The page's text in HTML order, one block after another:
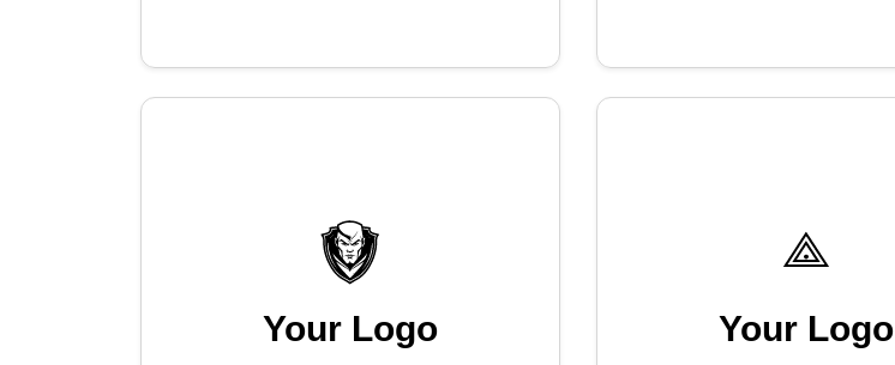
Your Logo Your Logo